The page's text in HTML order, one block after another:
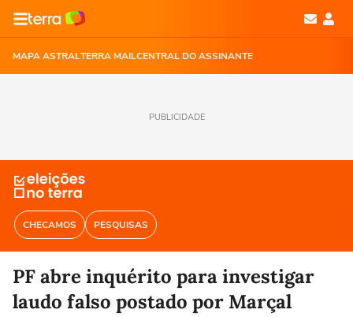
MAPA ASTRALTERRA MAILCENTRAL DO ASSINANTE
PUBLICIDADE
CHECAMOS PESQUISAS
PF abre inquérito para investigar
laudo falso postado por Marçal